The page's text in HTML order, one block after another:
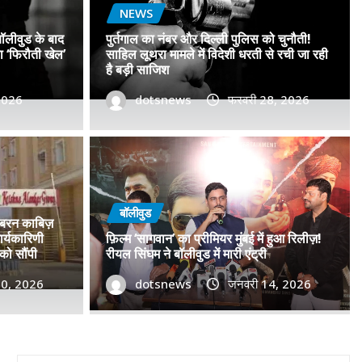
नंबरों का जाल, बॉलीवुड के बाद
पर! मुंबई जैसा ‘फिरौती खेल’
0
के बाद
खेल’
NEWS
पुर्तगाल का नंबर और दिल्ली पुलिस को चुनौती!
साहिल लूथरा मामले में विदेशी धरती से रची जा रही
है बड़ी साजिश
dotsnews फरवरी 28, 2026
काबिज़
सौंपी
2026
बॉलीवुड
फ़िल्म ‘सागवान’ का प्रीमियर मुंबई में हुआ रिलीज़!
रीयल सिंघम ने बॉलीवुड में मारी एंट्री
dotsnews जनवरी 14, 2026